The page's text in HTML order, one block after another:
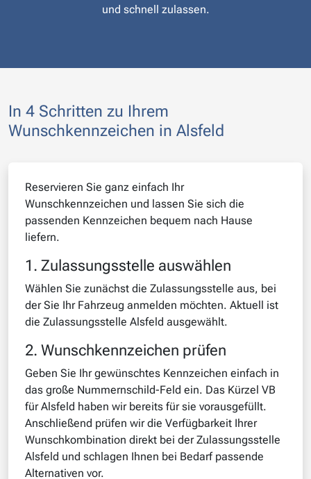
und schnell zulassen.
In 4 Schritten zu Ihrem
Wunschkennzeichen in Alsfeld
Reservieren Sie ganz einfach Ihr
Wunschkennzeichen und lassen Sie sich die
passenden Kennzeichen bequem nach Hause
liefern.
1. Zulassungsstelle auswählen
Wählen Sie zunächst die Zulassungsstelle aus, bei
der Sie Ihr Fahrzeug anmelden möchten. Aktuell ist
die Zulassungsstelle Alsfeld ausgewählt.
2. Wunschkennzeichen prüfen
Geben Sie Ihr gewünschtes Kennzeichen einfach in
das große Nummernschild-Feld ein. Das Kürzel VB
für Alsfeld haben wir bereits für sie vorausgefüllt.
Anschließend prüfen wir die Verfügbarkeit Ihrer
Wunschkombination direkt bei der Zulassungsstelle
Alsfeld und schlagen Ihnen bei Bedarf passende
Alternativen vor.